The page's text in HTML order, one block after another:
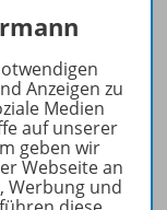
für
den
der GR:
Anzeigen zu
Medien
auf unserer
geben wir
Webseite an
Werbung und